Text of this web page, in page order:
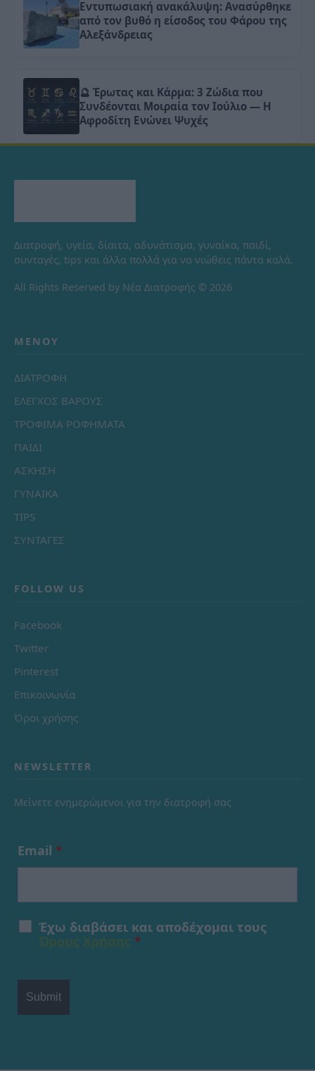
Εντυπωσιακή ανακάλυψη: Ανασύρθηκε
από τον βυθό η είσοδος του Φάρου της
Αλεξάνδρειας
🔮 Έρωτας και Κάρμα: 3 Ζώδια που
Συνδέονται Μοιραία τον Ιούλιο — Η
Αφροδίτη Ενώνει Ψυχές
Διατροφή, υγεία, δίαιτα, αδυνάτισμα, γυναίκα, παιδί,
συνταγές, tips και άλλα πολλά για να νιώθεις πάντα καλά.
All Rights Reserved by Νέα Διατροφής © 2026
ΜΕΝΟΎ
ΔΙΑΤΡΟΦΗ
ΕΛΕΓΧΟΣ ΒΑΡΟΥΣ
ΤΡΟΦΙΜΑ ΡΟΦΗΜΑΤΑ
ΠΑΙΔΙ
ΑΣΚΗΣΗ
ΓΥΝΑΙΚΑ
TIPS
ΣΥΝΤΑΓΕΣ
FOLLOW US
Facebook
Twitter
Pinterest
Επικοινωνία
Όροι χρήσης
NEWSLETTER
Μείνετε ενημερώμενοι για την διατροφή σας
Email *
Έχω διαβάσει και αποδέχομαι τους
*